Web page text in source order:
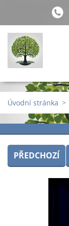
Úvodní stránka >
PŘEDCHOZÍ